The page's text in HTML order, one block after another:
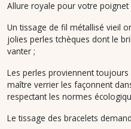
Allure royale pour votre poignet
Un tissage de fil métallisé vieil
jolies perles tchèques dont le
vanter ;
Les perles proviennent toujours
maître verrier les façonnent
respectant les normes
Le tissage des bracelets